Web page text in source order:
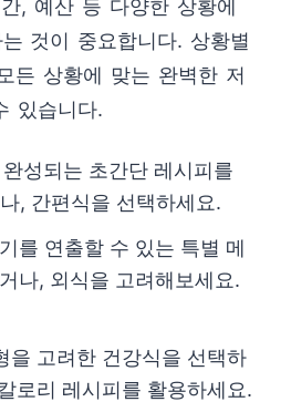
, 예산 등 다양한 상황에
것이 중요합니다. 상황별
든 상황에 맞는 완벽한 저
있습니다.
성되는 초간단 레시피를
, 간편식을 선택하세요.
를 연출할 수 있는 특별 메
나, 외식을 고려해보세요.
을 고려한 건강식을 선택하
로리 레시피를 활용하세요.